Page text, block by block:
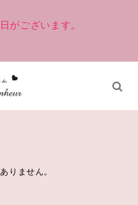
がございます。
りません。